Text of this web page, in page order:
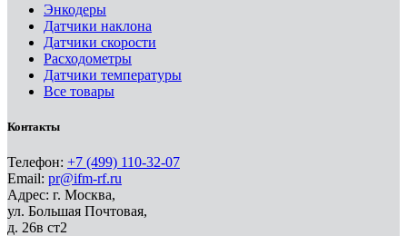
Энкодеры
Датчики наклона
Датчики скорости
Расходометры
Датчики температуры
Все товары
Контакты
Телефон: +7 (499) 110-32-07
Email: pr@ifm-rf.ru
Адрес: г. Москва,
ул. Большая Почтовая,
д. 26в ст2